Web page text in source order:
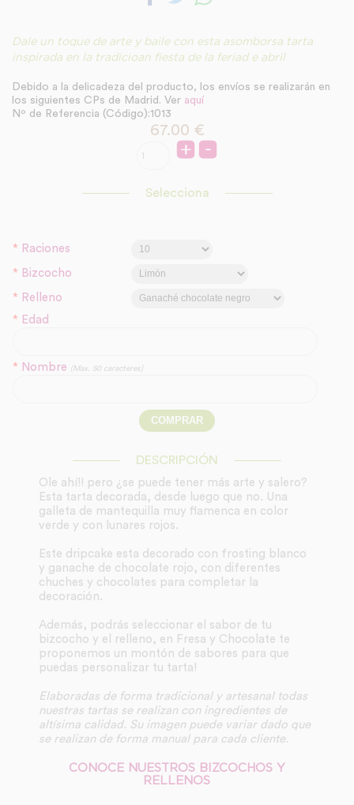
Dale un toque de arte y baile con esta asomborsa tarta
inspirada en la tradicioan fiesta de la feriad e abril
Debido a la delicadeza del producto, los envíos se realizarán en
los siguientes CPs de Madrid. Ver aquí
Nº de Referencia (Código):1013
67.00 €
Selecciona
* Raciones
* Bizcocho
* Relleno
* Edad
* Nombre (Max. 50 caracteres)
DESCRIPCIÓN
Ole ahí!! pero ¿se puede tener más arte y salero?
Esta tarta decorada, desde luego que no. Una
galleta de mantequilla muy flamenca en color
verde y con lunares rojos.
Este dripcake esta decorado con frosting blanco
y ganache de chocolate rojo, con diferentes
chuches y chocolates para completar la
decoración.
Además, podrás seleccionar el sabor de tu
bizcocho y el relleno, en Fresa y Chocolate te
proponemos un montón de sabores para que
puedas personalizar tu tarta!
Elaboradas de forma tradicional y artesanal todas
nuestras tartas se realizan con ingredientes de
altísima calidad. Su imagen puede variar dado que
se realizan de forma manual para cada cliente.
CONOCE NUESTROS BIZCOCHOS Y
RELLENOS